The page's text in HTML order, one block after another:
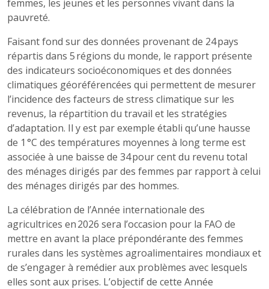
femmes, les jeunes et les personnes vivant dans la
pauvreté.
Faisant fond sur des données provenant de 24 pays
répartis dans 5 régions du monde, le rapport présente
des indicateurs socioéconomiques et des données
climatiques géoréférencées qui permettent de mesurer
l’incidence des facteurs de stress climatique sur les
revenus, la répartition du travail et les stratégies
d’adaptation. Il y est par exemple établi qu’une hausse
de 1 °C des températures moyennes à long terme est
associée à une baisse de 34 pour cent du revenu total
des ménages dirigés par des femmes par rapport à celui
des ménages dirigés par des hommes.
La célébration de l’Année internationale des
agricultrices en 2026 sera l’occasion pour la FAO de
mettre en avant la place prépondérante des femmes
rurales dans les systèmes agroalimentaires mondiaux et
de s’engager à remédier aux problèmes avec lesquels
elles sont aux prises. L’objectif de cette Année